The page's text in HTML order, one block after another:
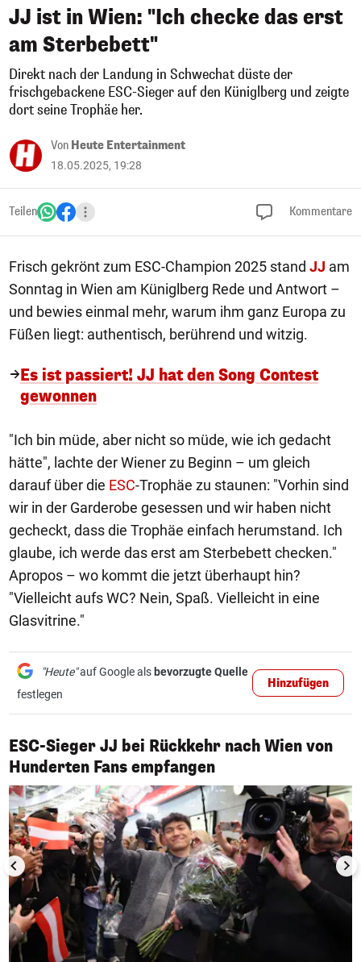
JJ ist in Wien: "Ich checke das erst
am Sterbebett"
Direkt nach der Landung in Schwechat düste der
frischgebackene ESC-Sieger auf den Küniglberg und zeigte
dort seine Trophäe her.
Von Heute Entertainment
18.05.2025, 19:28
Teilen Kommentare
Frisch gekrönt zum ESC-Champion 2025 stand JJ am
Sonntag in Wien am Küniglberg Rede und Antwort –
und bewies einmal mehr, warum ihm ganz Europa zu
Füßen liegt: authentisch, berührend und witzig.
Es ist passiert! JJ hat den Song Contest
gewonnen
"Ich bin müde, aber nicht so müde, wie ich gedacht
hätte", lachte der Wiener zu Beginn – um gleich
darauf über die ESC-Trophäe zu staunen: "Vorhin sind
wir in der Garderobe gesessen und wir haben nicht
gecheckt, dass die Trophäe einfach herumstand. Ich
glaube, ich werde das erst am Sterbebett checken."
Apropos – wo kommt die jetzt überhaupt hin?
"Vielleicht aufs WC? Nein, Spaß. Vielleicht in eine
Glasvitrine."
"Heute"auf Google als bevorzugte Quelle
festlegen
Hinzufügen
ESC-Sieger JJ bei Rückkehr nach Wien von
Hunderten Fans empfangen
1/7